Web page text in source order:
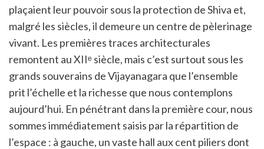
plaçaient leur pouvoir sous la protection de Shiva et,
malgré les siècles, il demeure un centre de pèlerinage
vivant. Les premières traces architecturales
remontent au XIIᵉ siècle, mais c’est surtout sous les
grands souverains de Vijayanagara que l’ensemble
prit l’échelle et la richesse que nous contemplons
aujourd’hui. En pénétrant dans la première cour, nous
sommes immédiatement saisis par la répartition de
l’espace : à gauche, un vaste hall aux cent piliers dont